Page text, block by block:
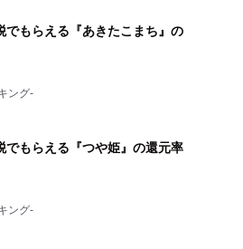
でもらえる『あきたこまち』の
ング-
でもらえる『つや姫』の還元率
ング-